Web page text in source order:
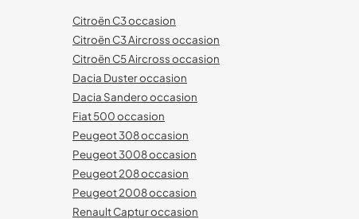
Citroën C3 occasion
Citroën C3 Aircross occasion
Citroën C5 Aircross occasion
Dacia Duster occasion
Dacia Sandero occasion
Fiat 500 occasion
Peugeot 308 occasion
Peugeot 3008 occasion
Peugeot 208 occasion
Peugeot 2008 occasion
Renault Captur occasion